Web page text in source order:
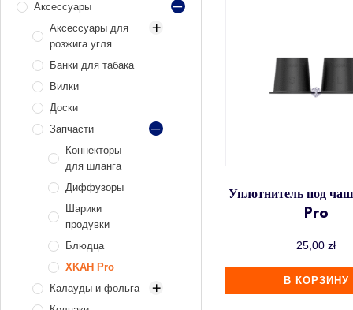
Аксессуары
Аксессуары для
розжига угля
Газ и газовые
электрические
Банки для табака
Вилки
Доски
Запчасти
Коннекторы
для шланга
Диффузоры
Шарики
продувки
Блюдца
XKAH Pro
Калауды и фольга
Уплотнитель под
Pro
25,00zł
В КОРЗИНУ